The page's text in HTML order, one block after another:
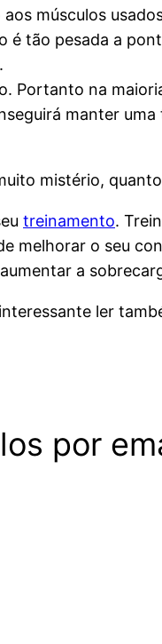
músculos
é tão pesada a
Portanto na
manter
mistério,
treinamento.
melhorar o seu
a
ler
por